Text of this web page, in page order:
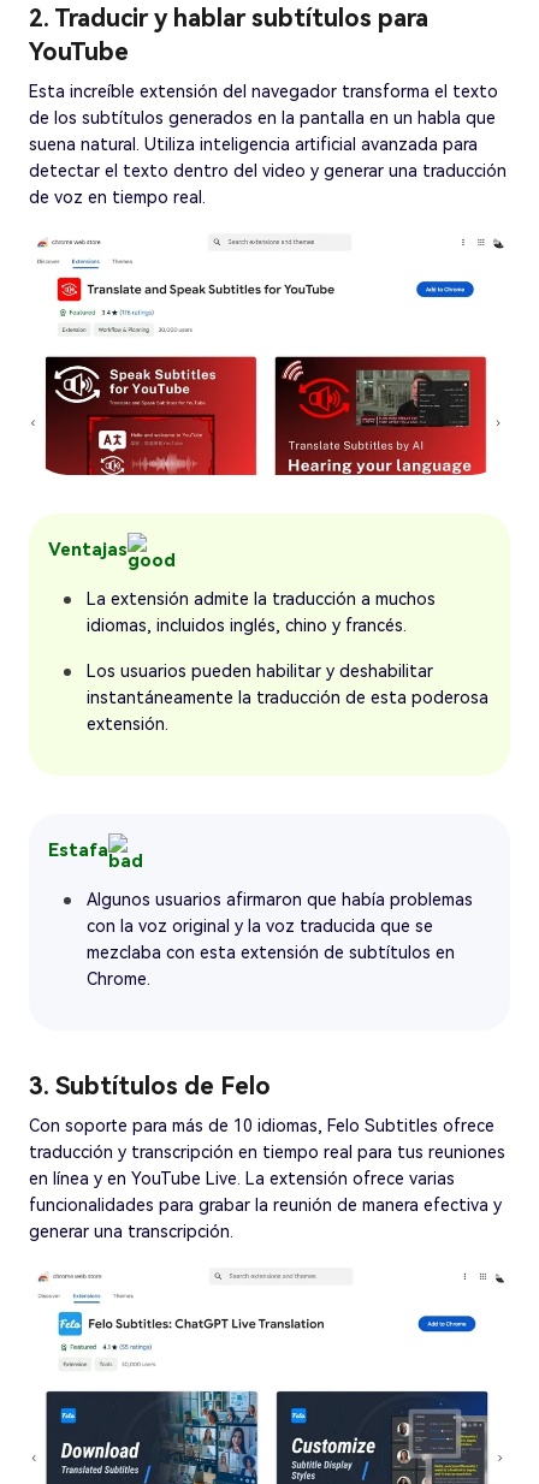
2. Traducir y hablar subtítulos para
YouTube
Esta increíble extensión del navegador transforma el texto
de los subtítulos generados en la pantalla en un habla que
suena natural. Utiliza inteligencia artificial avanzada para
detectar el texto dentro del video y generar una traducción
de voz en tiempo real.
Ventajas
La extensión admite la traducción a muchos
idiomas, incluidos inglés, chino y francés.
Los usuarios pueden habilitar y deshabilitar
instantáneamente la traducción de esta poderosa
extensión.
Estafa
Algunos usuarios afirmaron que había problemas
con la voz original y la voz traducida que se
mezclaba con esta extensión de subtítulos en
Chrome.
3. Subtítulos de Felo
Con soporte para más de 10 idiomas, Felo Subtitles ofrece
traducción y transcripción en tiempo real para tus reuniones
en línea y en YouTube Live. La extensión ofrece varias
funcionalidades para grabar la reunión de manera efectiva y
generar una transcripción.